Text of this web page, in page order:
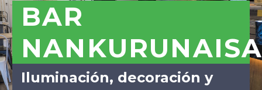
BAR
Iluminación, decoración y